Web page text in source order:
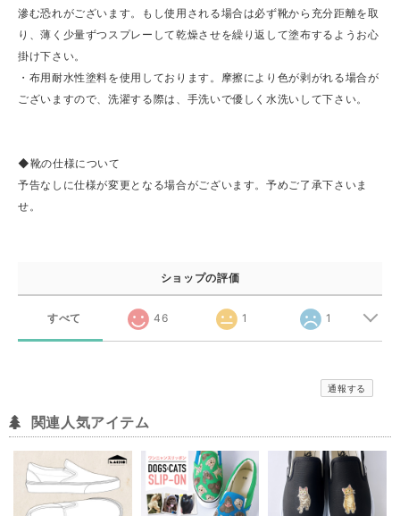
滲む恐れがございます。もし使用される場合は必ず靴から充分距離を取
り、薄く少量ずつスプレーして乾燥させを繰り返して塗布するようお心
掛け下さい。
・布用耐水性塗料を使用しております。摩擦により色が剥がれる場合が
ございますので、洗濯する際は、手洗いで優しく水洗いして下さい。
◆靴の仕様について
予告なしに仕様が変更となる場合がございます。予めご了承下さいま
せ。
ショップの評価
すべて 46 1 1
通報する
関連人気アイテム